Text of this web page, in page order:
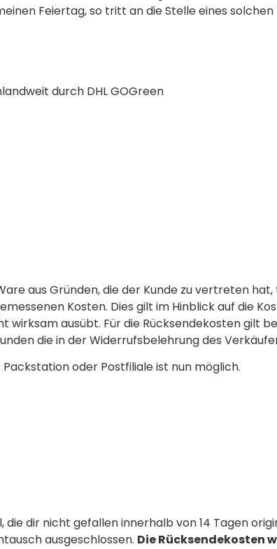
Feiertag, so tritt an die Stelle eines
durch DHL GOGreen
aus Gründen, die der Kunde zu vertreten
Kosten. Dies gilt im Hinblick auf die
wirksam ausübt. Für die Rücksendekosten gilt
die in der Widerrufsbelehrung des
Packstation oder Postfiliale ist nun möglich.
dir nicht gefallen innerhalb von 14 Tagen
ausgeschlossen. Die Rücksendekosten